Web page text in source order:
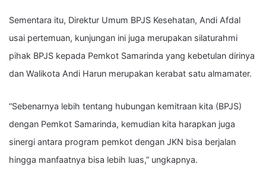
Sementara itu, Direktur Umum BPJS Kesehatan, Andi Afdal
usai pertemuan, kunjungan ini juga merupakan silaturahmi
pihak BPJS kepada Pemkot Samarinda yang kebetulan dirinya
dan Walikota Andi Harun merupakan kerabat satu almamater.
“Sebenarnya lebih tentang hubungan kemitraan kita (BPJS)
dengan Pemkot Samarinda, kemudian kita harapkan juga
sinergi antara program pemkot dengan JKN bisa berjalan
hingga manfaatnya bisa lebih luas,” ungkapnya.